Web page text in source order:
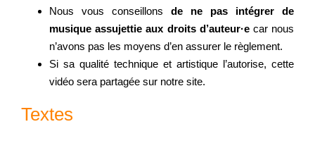
Nous vous conseillons de ne pas intégrer de
musique assujettie aux droits d’auteur·ecar nous
n’avons pas les moyens d’en assurer le règlement.
Si sa qualité technique et artistique l’autorise, cette
vidéo sera partagée sur notre site.
Textes